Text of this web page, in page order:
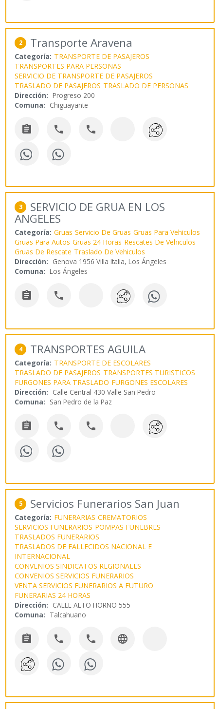
2 Transporte Aravena
Categoría: TRANSPORTE DE PASAJEROS
TRANSPORTES PARA PERSONAS
SERVICIO DE TRANSPORTE DE PASAJEROS
TRASLADO DE PASAJEROS TRASLADO DE PERSONAS
Dirección: Progreso 200
Comuna: Chiguayante
  
3 SERVICIO DE GRUA EN LOS
ANGELES
Categoría: Gruas Servicio De Gruas Gruas Para Vehiculos
Gruas Para Autos Gruas 24 Horas Rescates De Vehiculos
Gruas De Rescate Traslado De Vehiculos
Dirección: Genova 1956 Villa Italia, Los Ángeles
Comuna: Los Ángeles
 
4 TRANSPORTES AGUILA
Categoría: TRANSPORTE DE ESCOLARES
TRASLADO DE PASAJEROS TRANSPORTES TURISTICOS
FURGONES PARA TRASLADO FURGONES ESCOLARES
Dirección: Calle Central 430 Valle San Pedro
Comuna: San Pedro de la Paz
  
5 Servicios Funerarios San Juan
Categoría: FUNERARIAS CREMATORIOS
SERVICIOS FUNERARIOS POMPAS FUNEBRES
TRASLADOS FUNERARIOS
TRASLADOS DE FALLECIDOS NACIONAL E
INTERNACIONAL
CONVENIOS SINDICATOS REGIONALES
CONVENIOS SERVICIOS FUNERARIOS
VENTA SERVICIOS FUNERARIOS A FUTURO
FUNERARIAS 24 HORAS
Dirección: CALLE ALTO HORNO 555
Comuna: Talcahuano
   